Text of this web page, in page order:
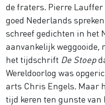
de fraters. Pierre
goed Nederlands
schreef gedichten in het
aanvankelijk
het tijdschrift De Stoep
Wereldoorlog was
arts Chris Engels. Maar
tijd keren ten gunste